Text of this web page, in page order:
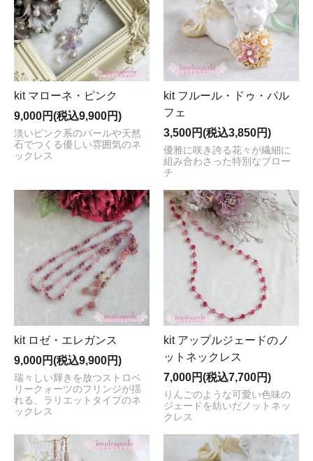
kit マローネ・ピンク
9,000円(税込9,900円)
淡いピンク系のパールや天然
石でつくる優しい雰囲気のネ
ックレス
kit フルール・ドゥ・パル
フェ
3,500円(税込3,850円)
優雅に咲き誇る花々が繊細に
組み合わさった特別なブロー
チ
kit ロゼ・エレガンス
9,000円(税込9,900円)
瑞々しい輝きを放つストロベ
リークォーツのフリンジが揺
れる、ラリエットタイプのネ
ックレス
kit アップルジェードのノ
ットネックレス
7,000円(税込7,700円)
りんごのような可愛い色味の
ジェードを紡いだノットネッ
クレス